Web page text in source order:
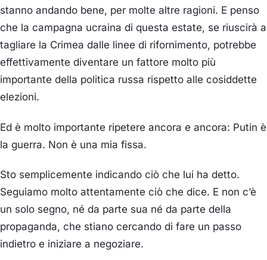
stanno andando bene, per molte altre ragioni. E penso
che la campagna ucraina di questa estate, se riuscirà a
tagliare la Crimea dalle linee di rifornimento, potrebbe
effettivamente diventare un fattore molto più
importante della politica russa rispetto alle cosiddette
elezioni.
Ed è molto importante ripetere ancora e ancora: Putin è
la guerra. Non è una mia fissa.
Sto semplicemente indicando ciò che lui ha detto.
Seguiamo molto attentamente ciò che dice. E non c’è
un solo segno, né da parte sua né da parte della
propaganda, che stiano cercando di fare un passo
indietro e iniziare a negoziare.